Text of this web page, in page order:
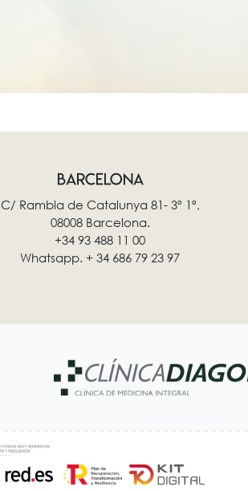
BARCELONA
C/ Rambla de Catalunya 81- 3º 1º,
08008 Barcelona.
+34 93 488 11 00
Whatsapp. + 34 686 79 23 97